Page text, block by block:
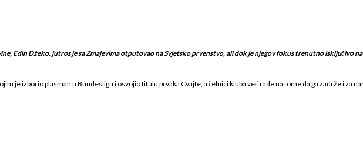
Edin Džeko, jutros je sa Zmajevima otputovao na Svjetsko prvenstvo, ali dok je njegov fokus trenutno isključivo
je izborio plasman u Bundesligu i osvojio titulu prvaka Cvajte, a čelnici kluba već rade na tome da ga zadrže i za